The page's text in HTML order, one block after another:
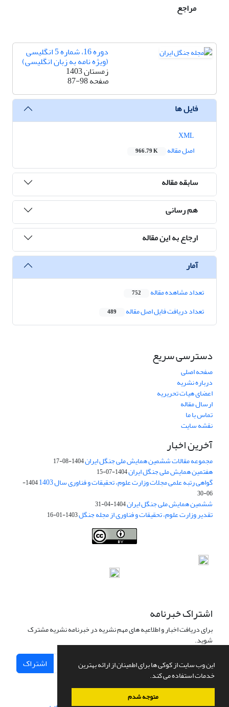
این وب سایت از کوکی ها برای اطمینان از ارائه بهترین
خدمات استفاده می کند.
متوجه شدم
مراجع
دوره 16، شماره 5 انگلیسی
(ویژه نامه به زبان انگلیسی)
زمستان 1403
صفحه87-98
فایل ها
اصل مقاله
966.79 K
سابقه مقاله
هم رسانی
ارجاع به این مقاله
آمار
تعداد مشاهده مقاله 752
تعداد دریافت فایل اصل مقاله 489
دسترسی سریع
صفحه اصلی
درباره نشریه
اعضای هیات تحریریه
ارسال مقاله
تماس با ما
نقشه سایت
آخرین اخبار
مجموعه مقالات ششمین همایش ملی جنگل ایران1404-08-17
هفتمین همایش ملی جنگل ایران1404-07-15
گواهی رتبه علمی مجلات وزارت علوم، تحقیقات و فناوری سال 1403
1404-
06-30
ششمین همایش ملی جنگل ایران1404-04-31
تقدیر وزارت علوم، تحقیقات و فناوری از مجله جنگل1403-01-16
اشتراک خبرنامه
برای دریافت اخبار و اطلاعیه های مهم نشریه در خبرنامه نشریه مشترک
شوید.
اشتراک